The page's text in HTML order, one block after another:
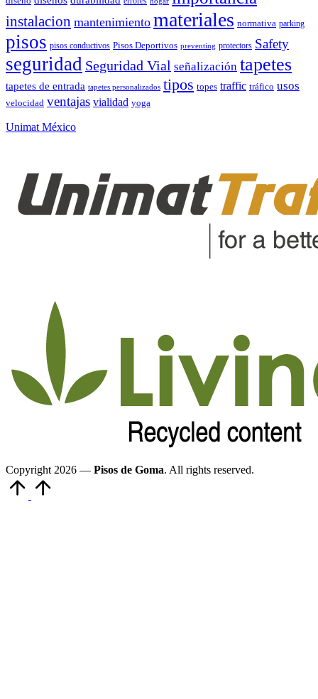
instalacion mantenimiento materiales normativa parking
pisos pisos conductivos Pisos Deportivos preventing protectors Safety
seguridad Seguridad Vial señalización tapetes
tapetes de entrada tapetes personalizados tipos topes traffic tráfico usos
velocidad ventajas vialidad yoga
Unimat México
Copyright 2026 — Pisos de Goma. All rights reserved.